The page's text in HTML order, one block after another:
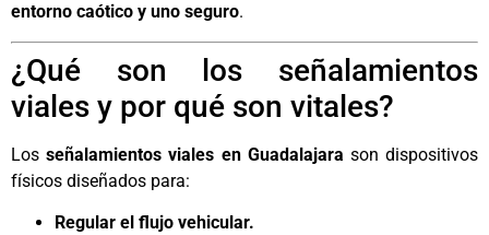
entorno caótico y uno seguro.
¿Qué son los señalamientos
viales y por qué son vitales?
Losseñalamientos viales en Guadalajara son dispositivos
físicos diseñados para:
Regular el flujo vehicular.